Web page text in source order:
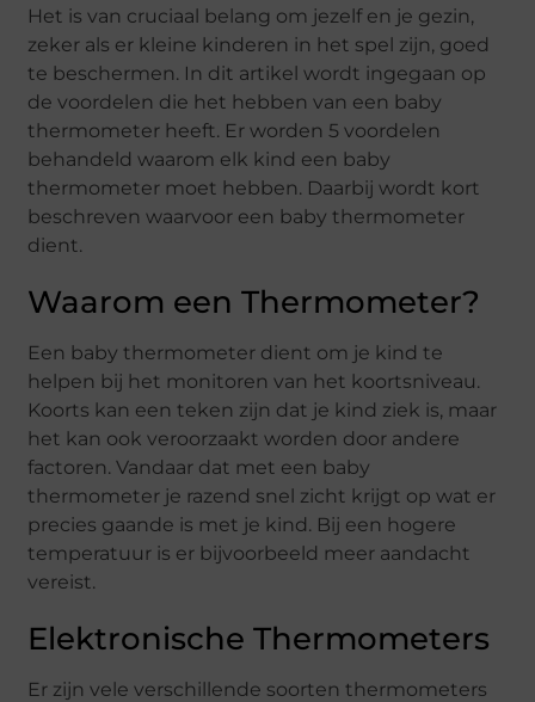
Het is van cruciaal belang om jezelf en je gezin,
zeker als er kleine kinderen in het spel zijn, goed
te beschermen. In dit artikel wordt ingegaan op
de voordelen die het hebben van een baby
thermometer heeft. Er worden 5 voordelen
behandeld waarom elk kind een baby
thermometer moet hebben. Daarbij wordt kort
beschreven waarvoor een baby thermometer
dient.
Waarom een Thermometer?
Een baby thermometer dient om je kind te
helpen bij het monitoren van het koortsniveau.
Koorts kan een teken zijn dat je kind ziek is, maar
het kan ook veroorzaakt worden door andere
factoren. Vandaar dat met een baby
thermometer je razend snel zicht krijgt op wat er
precies gaande is met je kind. Bij een hogere
temperatuur is er bijvoorbeeld meer aandacht
vereist.
Elektronische Thermometers
Er zijn vele verschillende soorten thermometers